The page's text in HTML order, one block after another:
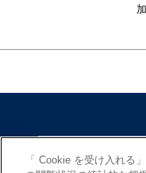
「 Cookie を受け入れる